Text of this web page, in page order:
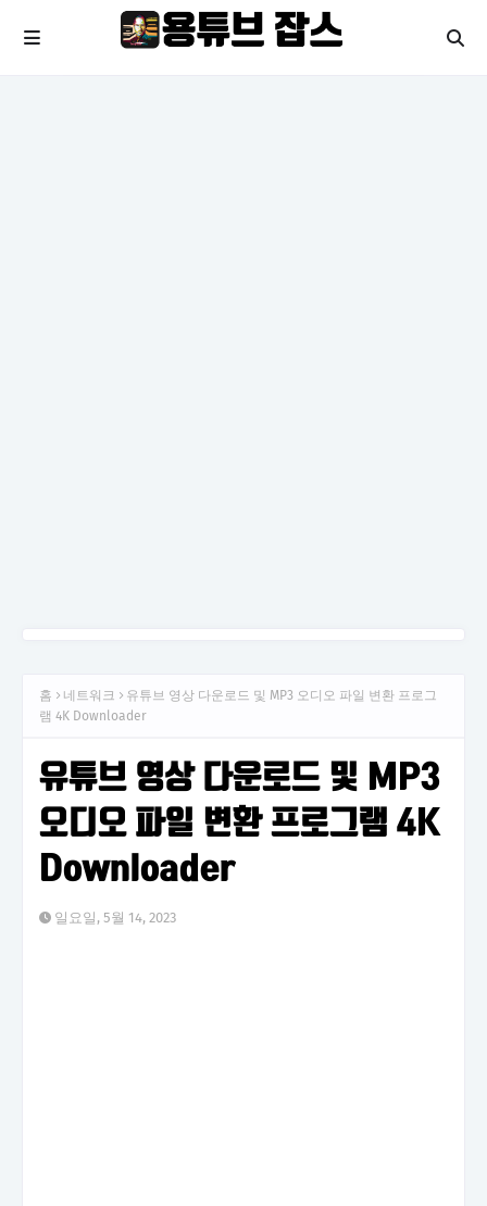
홈 네트워크
유튜브 영상 다운로드 및 MP3 오디오 파일 변환 프로그
램 4K Downloader
유튜브 영상 다운로드 및 MP3
오디오 파일 변환 프로그램 4K
Downloader
일요일, 5월 14, 2023